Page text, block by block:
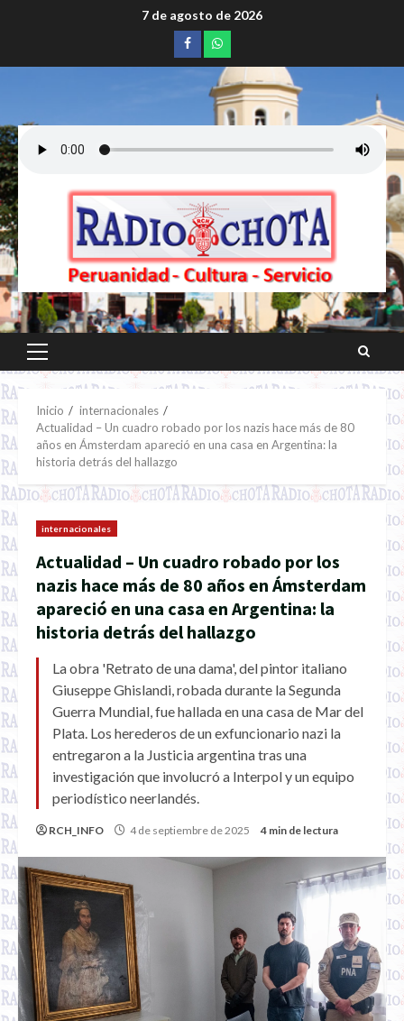
7 de agosto de 2026
Facebookwhatsapp
Menú
principal
Inicio
internacionales
Actualidad – Un cuadro robado por los nazis hace más de 80
años en Ámsterdam apareció en una casa en Argentina: la
historia detrás del hallazgo
internacionales
Actualidad – Un cuadro robado por los
nazis hace más de 80 años en Ámsterdam
apareció en una casa en Argentina: la
historia detrás del hallazgo
La obra 'Retrato de una dama', del pintor italiano
Giuseppe Ghislandi, robada durante la Segunda
Guerra Mundial, fue hallada en una casa de Mar del
Plata. Los herederos de un exfuncionario nazi la
entregaron a la Justicia argentina tras una
investigación que involucró a Interpol y un equipo
periodístico neerlandés.
RCH_INFO 4 de septiembre de 2025 4 min de lectura